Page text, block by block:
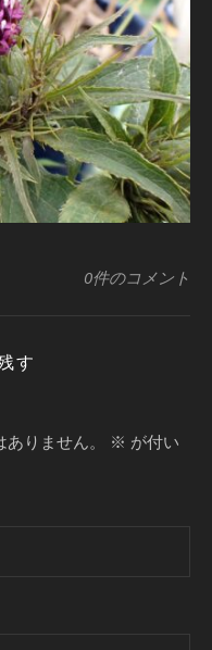
0件のコメント
す
りません。 ※ が付い